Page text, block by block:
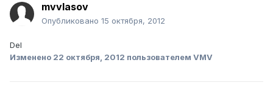
mvvlasov
Опубликовано 15 октября, 2012
Del
Изменено 22 октября, 2012 пользователем VMV